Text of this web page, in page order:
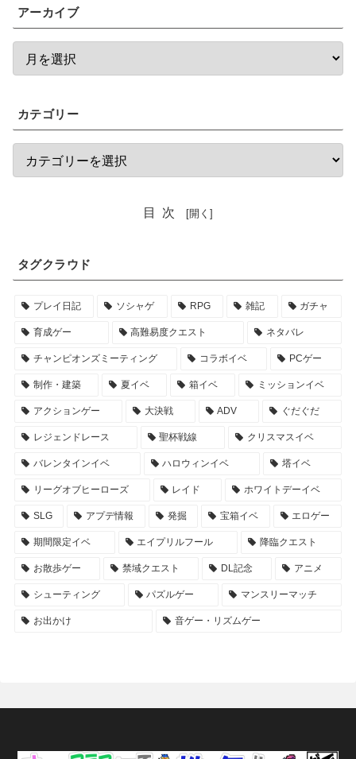
アーカイブ
カテゴリー
目次
タグクラウド
プレイ日記 ソシャゲ RPG 雑記 ガチャ
育成ゲー 高難易度クエスト ネタバレ
チャンピオンズミーティング コラボイベ PCゲー
制作・建築 夏イベ 箱イベ ミッションイベ
アクションゲー 大決戦 ADV ぐだぐだ
レジェンドレース 聖杯戦線 クリスマスイベ
バレンタインイベ ハロウィンイベ 塔イベ
リーグオブヒーローズ レイド ホワイトデーイベ
SLG アプデ情報 発掘 宝箱イベ エロゲー
期間限定イベ エイプリルフール 降臨クエスト
お散歩ゲー 禁域クエスト DL記念 アニメ
シューティング パズルゲー マンスリーマッチ
お出かけ 音ゲー・リズムゲー